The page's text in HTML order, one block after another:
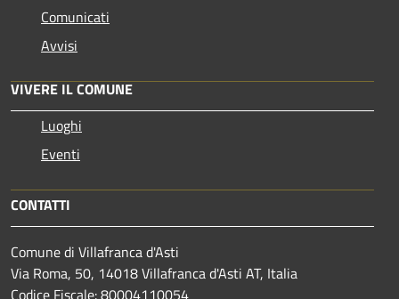
Comunicati
Avvisi
VIVERE IL COMUNE
Luoghi
Eventi
CONTATTI
Comune di Villafranca d'Asti
Via Roma, 50, 14018 Villafranca d'Asti AT, Italia
Codice Fiscale: 80004110054